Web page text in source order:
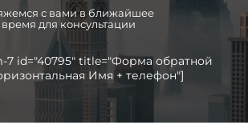
с вами в ближайшее
время для консультации
7 id="40795" title="Форма обратной
Имя + телефон"]